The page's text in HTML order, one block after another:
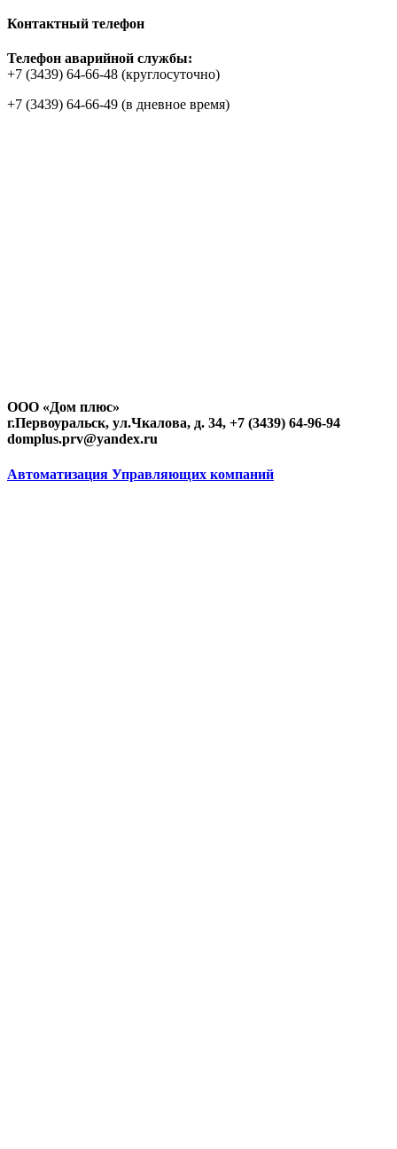
Контактный телефон
Телефон аварийной службы:
+7 (3439) 64-66-48 (круглосуточно)
+7 (3439) 64-66-49 (в дневное время)
ООО «Дом плюс»
г.Первоуральск, ул.Чкалова, д. 34, +7 (3439) 64-96-94
domplus.prv@yandex.ru
Автоматизация Управляющих компаний